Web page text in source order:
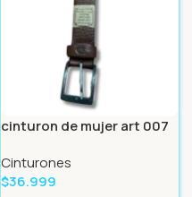
cinturon de mujer art 007
Cinturones
$36.999